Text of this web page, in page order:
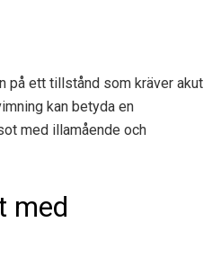
på ett tillstånd som kräver akut
kan betyda en
med illamående och
med